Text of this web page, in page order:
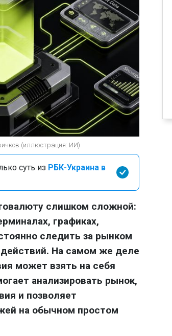
(иллюстрация: ИИ)
суть из РБК-Украина в
слишком сложной:
графиках,
следить за рынком
На самом же деле
может взять на себя
анализировать рынок,
и позволяет
на обычном простом